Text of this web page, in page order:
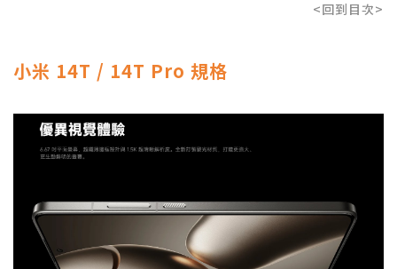
<回到目次>
小米 14T / 14T Pro 規格